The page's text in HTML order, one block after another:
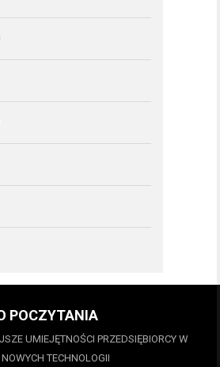
POCZYTANIA
UMIEJĘTNOŚCI PRZEDSIĘBIORCY W
NOWYCH TECHNOLOGII